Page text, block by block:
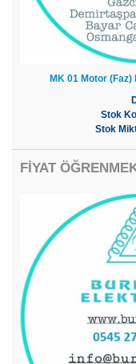
MK 01 Motor
Stok
Stok
FİYAT